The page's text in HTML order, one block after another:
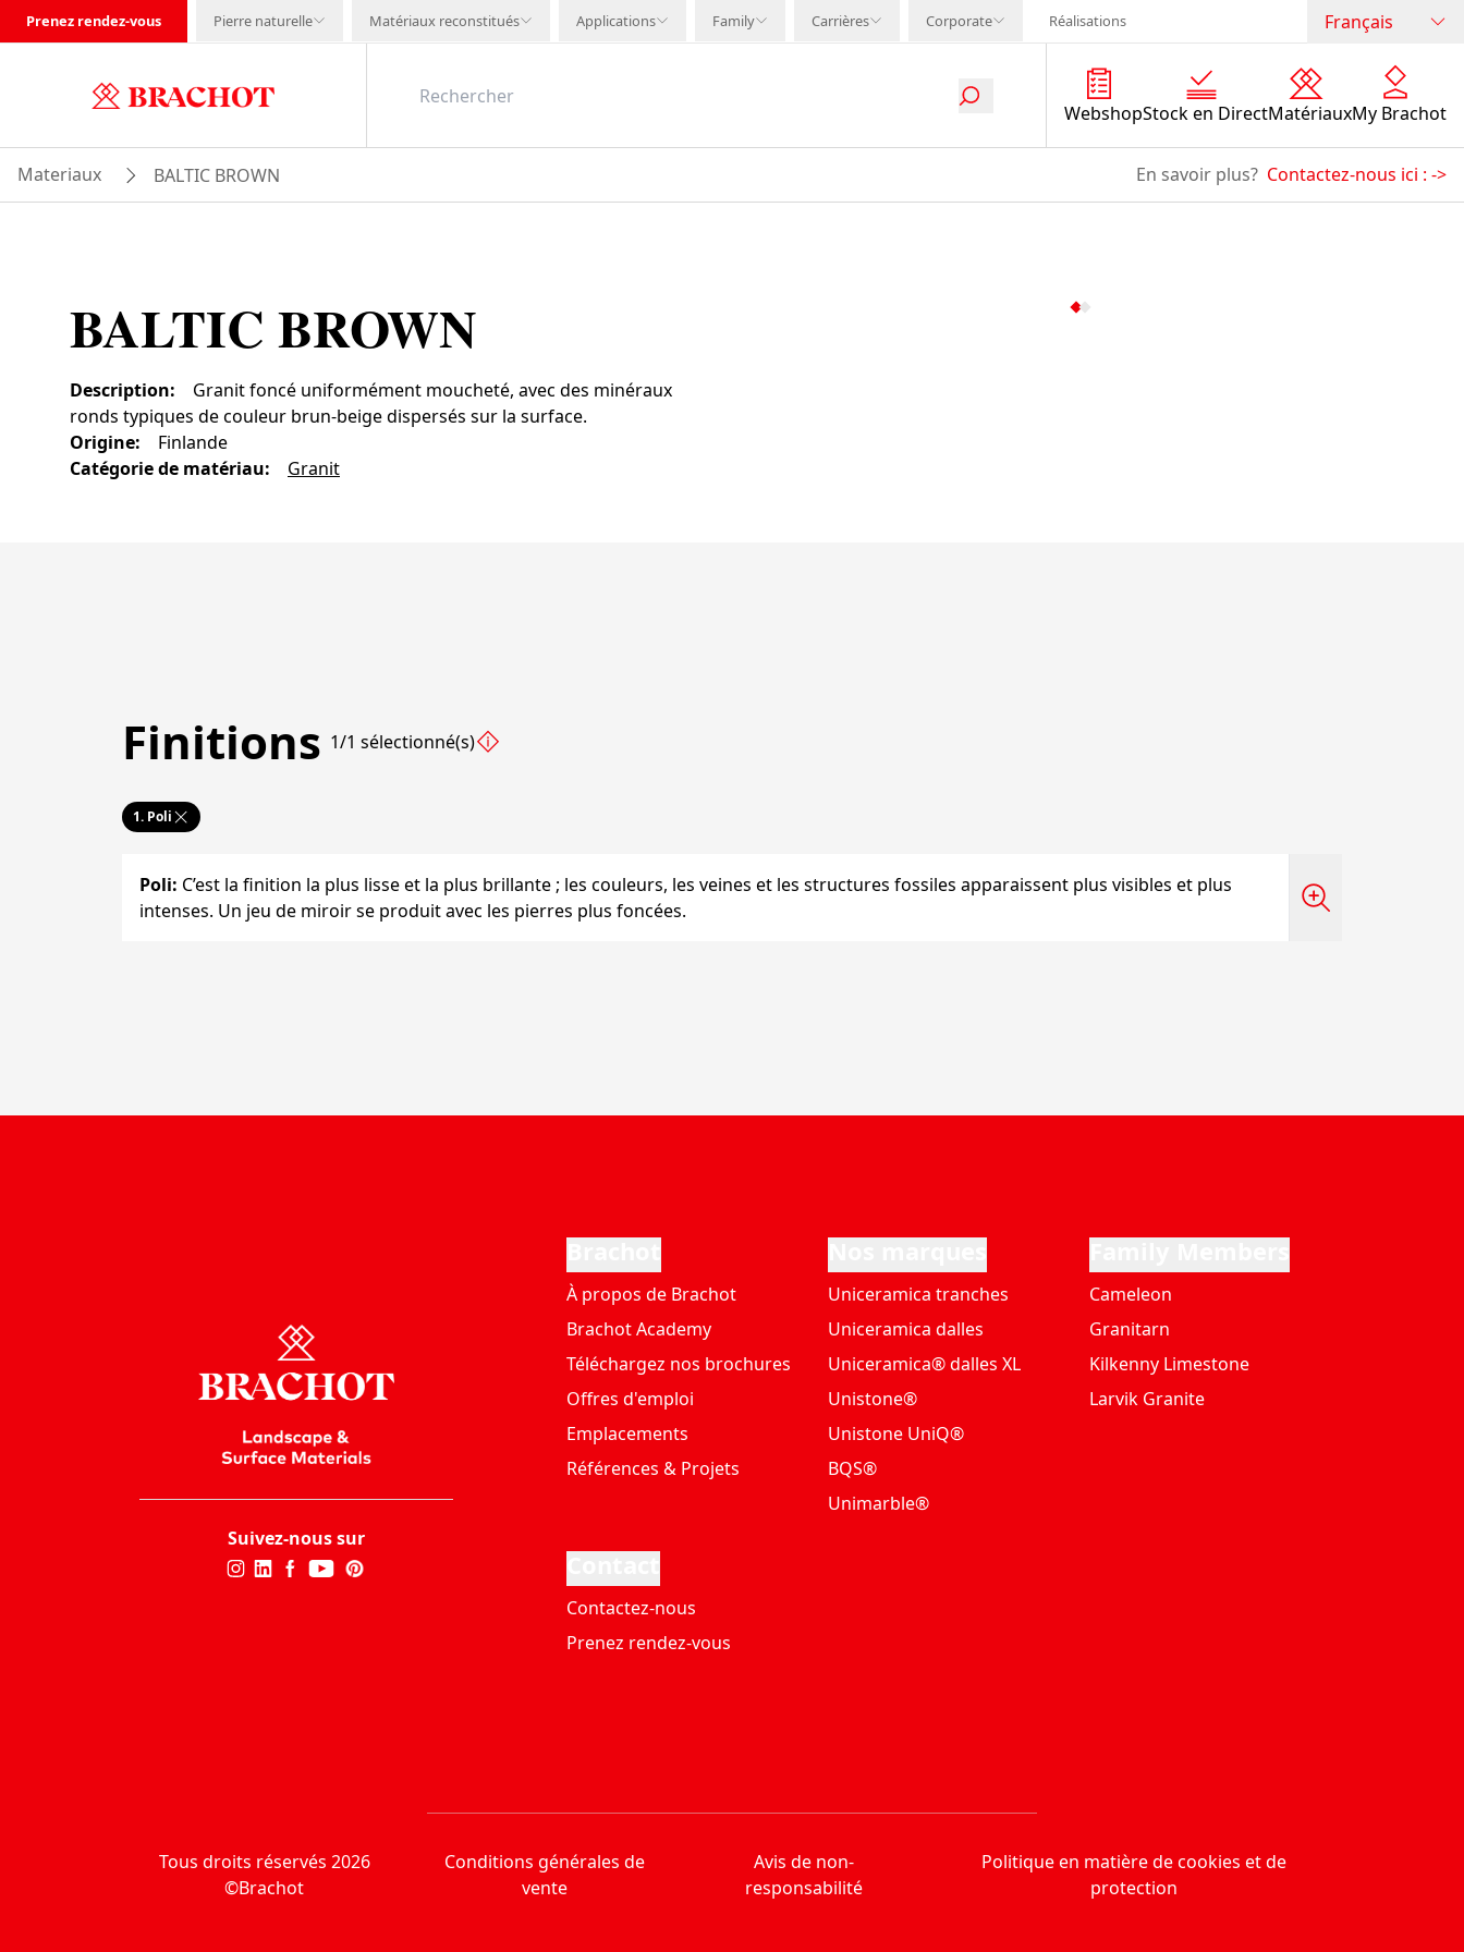
Prenez rendez-vous Pierre naturelle Matériaux reconstitués Applications Family Carrières Corporate Réalisations Français
WebshopStock en DirectMatériauxMy Brachot
Materiaux BALTIC BROWN En savoir plus? Contactez-nous ici : ->
BALTIC BROWN
Description:
Granit foncé uniformément moucheté, avec des minéraux
ronds typiques de couleur brun-beige dispersés sur la surface.
Origine:
Finlande
Catégorie de matériau: Granit
Finitions 1/1 sélectionné(s)
1. Poli
Poli: C’est la finition la plus lisse et la plus brillante ; les couleurs, les veines et les structures fossiles apparaissent plus visibles et plus
intenses. Un jeu de miroir se produit avec les pierres plus foncées.
Suivez-nous sur
À propos de Brachot
Brachot Academy
Téléchargez nos brochures
Offres d'emploi
Emplacements
Références & Projets
Uniceramica tranches
Uniceramica dalles
Uniceramica® dalles XL
Unistone®
Unistone UniQ®
BQS®
Unimarble®
Cameleon
Granitarn
Kilkenny Limestone
Larvik Granite
Contactez-nous
Prenez rendez-vous
Tous droits réservés 2026
©Brachot
Conditions générales de
vente
Avis de non-
responsabilité
Politique en matière de cookies et de
protection